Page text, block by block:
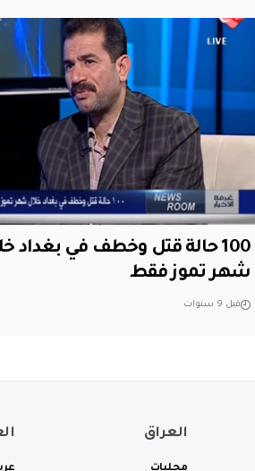
100 حالة قتل وخطف في بغداد
شهر تموز فقط
قبل 9 سنوات
العراق
محليات